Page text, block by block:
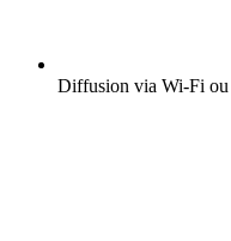
Diffusion via Wi-Fi ou